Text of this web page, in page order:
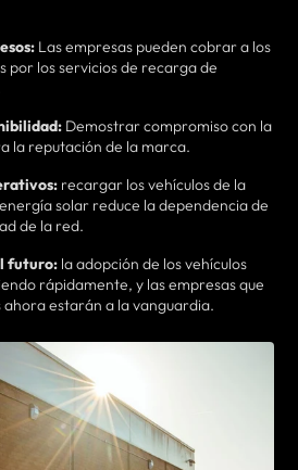
Las empresas pueden cobrar a los
por los servicios de recarga de
Demostrar compromiso con la
la reputación de la marca.
recargar los vehículos de la
solar reduce la dependencia de
de la red.
futuro: la adopción de los vehículos
rápidamente, y las empresas que
estarán a la vanguardia.